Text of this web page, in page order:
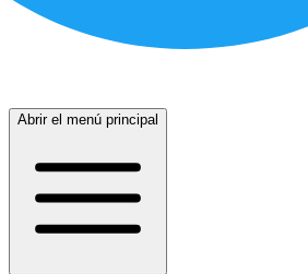
Abrir el menú principal